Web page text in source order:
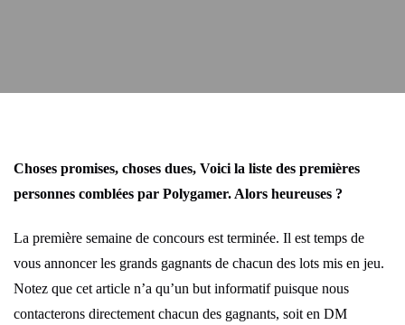
Choses promises, choses dues, Voici la liste des premières
personnes comblées par Polygamer. Alors heureuses ?
La première semaine de concours est terminée. Il est temps de
vous annoncer les grands gagnants de chacun des lots mis en jeu.
Notez que cet article n’a qu’un but informatif puisque nous
contacterons directement chacun des gagnants, soit en DM